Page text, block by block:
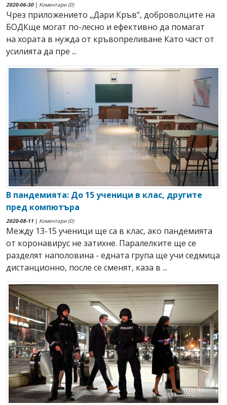
2020-06-30| Коментари (0)
Чрез приложението „Дари Кръв“, доброволците на
БОДКще могат по-лесно и ефективно да помагат
на хората в нужда от кръвопреливане Като част от
усилията да пре ...
В пандемията: До 15 ученици в клас, другите
пред компютъра
2020-08-11 | Коментари (0)
Между 13-15 ученици ще са в клас, ако пандемията
от коронавирус не затихне. Паралелките ще се
разделят наполовина - едната група ще учи седмица
дистанционно, после се сменят, каза в ...